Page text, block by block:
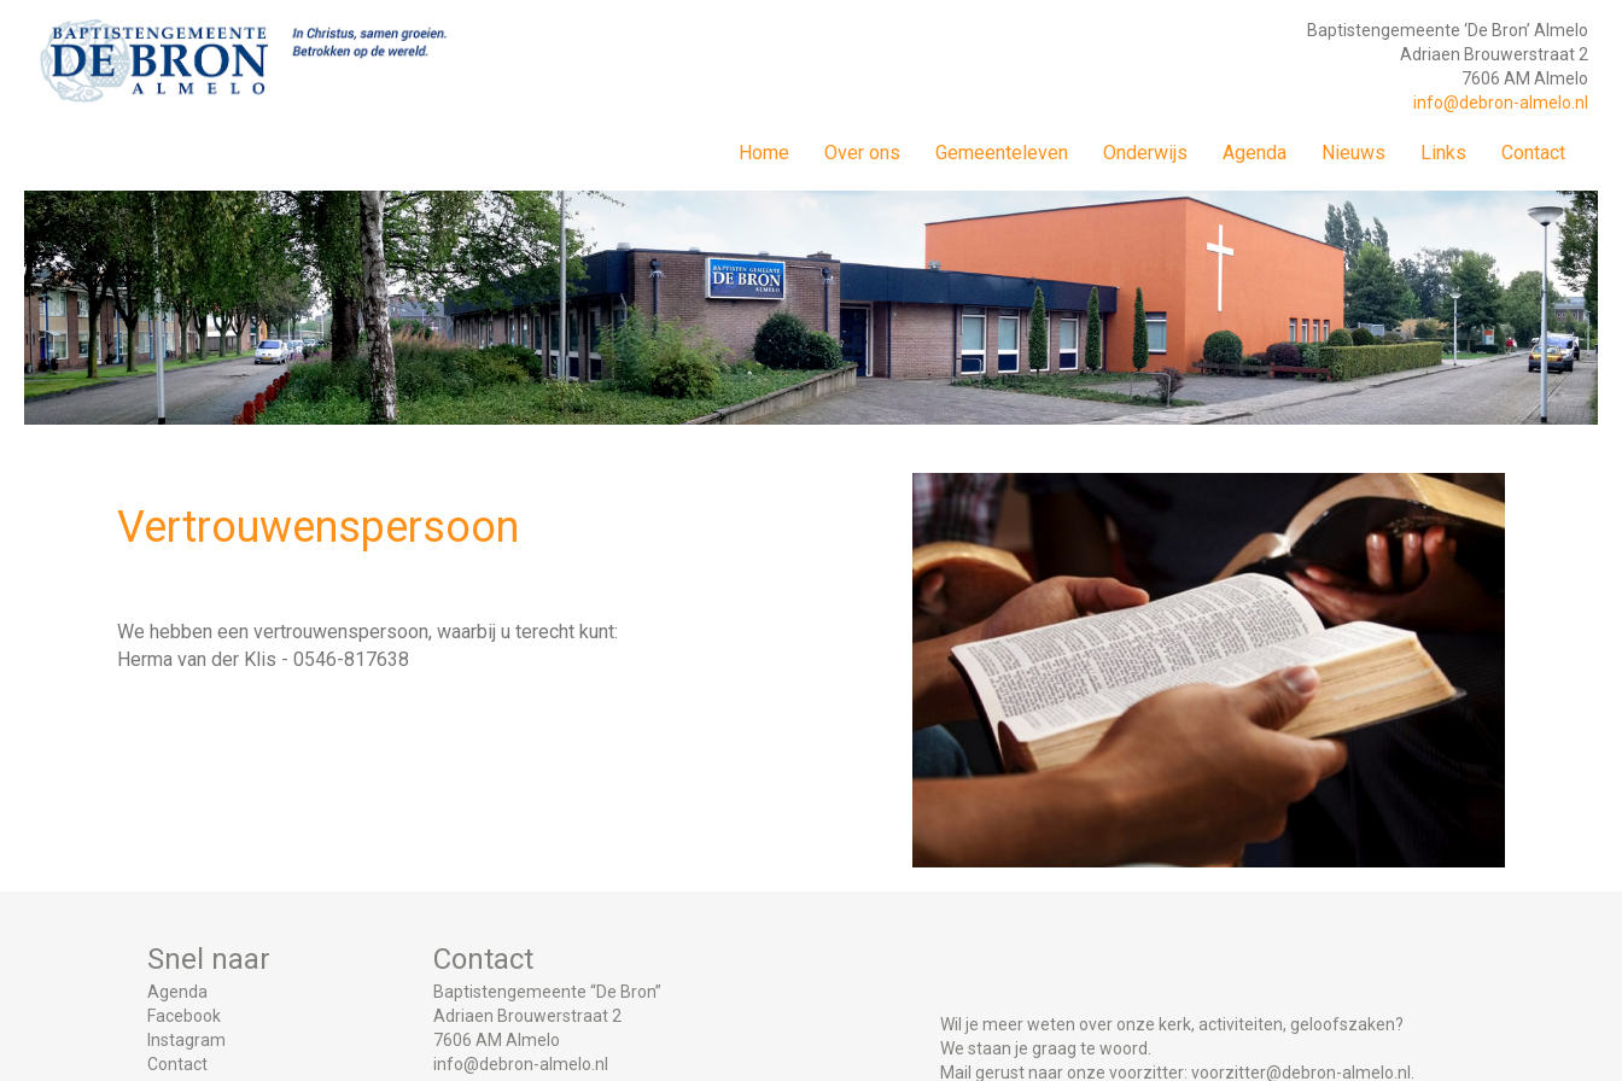
Baptistengemeente ‘De Bron’ Almelo
Adriaen Brouwerstraat 2
7606 AM Almelo
info@debron-almelo.nl
Home Over ons Gemeenteleven Onderwijs Agenda Nieuws Links Contact
Vertrouwenspersoon
We hebben een vertrouwenspersoon, waarbij u terecht kunt:
Herma van der Klis - 0546-817638
Snel naar
Agenda
Facebook
Instagram
Contact
Contact
Baptistengemeente “De Bron”
Adriaen Brouwerstraat 2
7606 AM Almelo
info@debron-almelo.nl
Wil je meer weten over onze kerk, activiteiten, geloofszaken?
We staan je graag te woord.
Mail gerust naar onze voorzitter:voorzitter@debron-almelo.nl.